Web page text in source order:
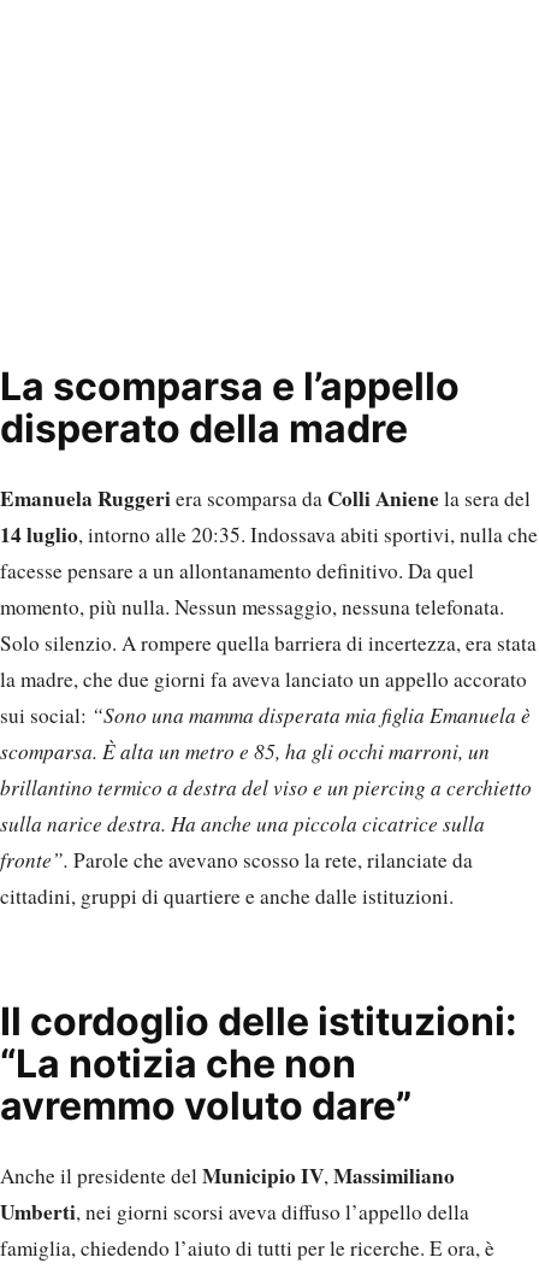
La scomparsa e l’appello
disperato della madre
Emanuela Ruggeriera scomparsa da Colli Anienela sera del
14 luglio, intorno alle 20:35. Indossava abiti sportivi, nulla che
facesse pensare a un allontanamento definitivo. Da quel
momento, più nulla. Nessun messaggio, nessuna telefonata.
Solo silenzio. A rompere quella barriera di incertezza, era stata
la madre, che due giorni fa aveva lanciato un appello accorato
sui social: “Sono una mamma disperata mia figlia Emanuela è
scomparsa. È alta un metro e 85, ha gli occhi marroni, un
brillantino termico a destra del viso e un piercing a cerchietto
sulla narice destra. Ha anche una piccola cicatrice sulla
fronte”. Parole che avevano scosso la rete, rilanciate da
cittadini, gruppi di quartiere e anche dalle istituzioni.
Il cordoglio delle istituzioni:
“La notizia che non
avremmo voluto dare”
Anche il presidente delMunicipio IV,Massimiliano
Umberti, nei giorni scorsi aveva diffuso l’appello della
famiglia, chiedendo l’aiuto di tutti per le ricerche. E ora, è